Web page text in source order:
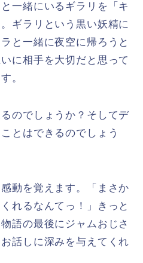
一緒にいるギラリを「キ
ギラリという黒い妖精に
と一緒に夜空に帰ろうと
に相手を大切だと思って
。
のでしょうか？そしてデ
とはできるのでしょう
動を覚えます。「まさか
れるなんてっ！」きっと
語の最後にジャムおじさ
話しに深みを与えてくれ